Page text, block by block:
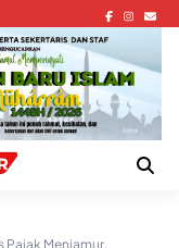
Pajak Menjamur,